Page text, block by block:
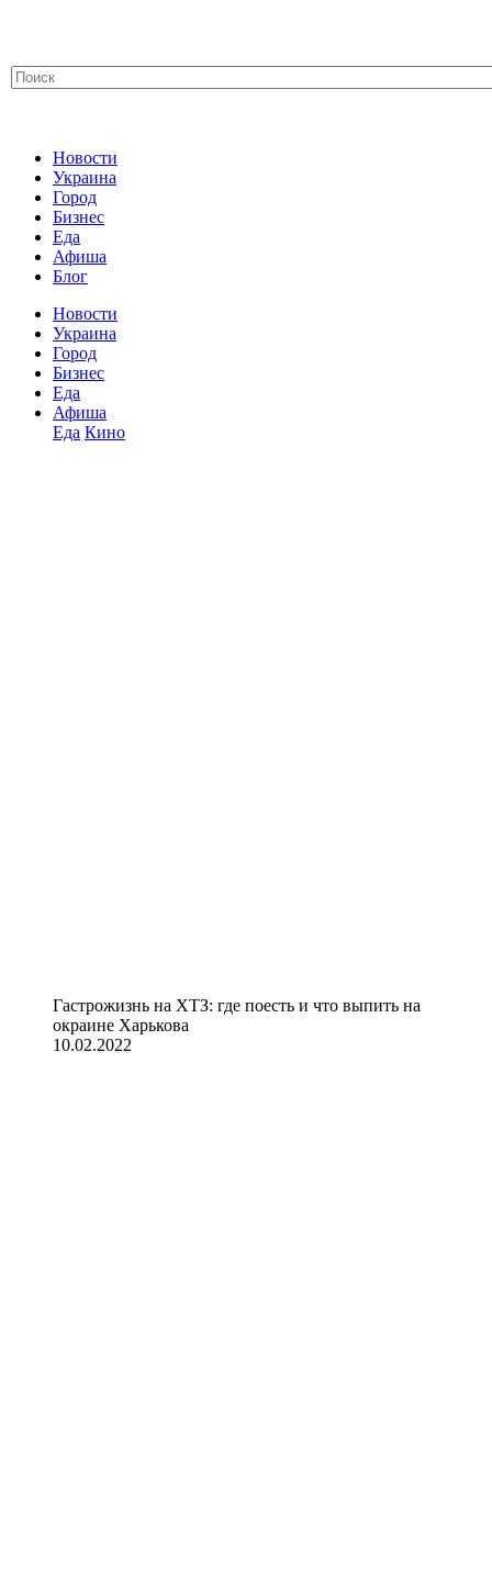
Новости
Украина
Город
Бизнес
Еда
Афиша
Блог
Новости
Украина
Город
Бизнес
Еда
Афиша
Еда Кино
Гастрожизнь на ХТЗ: где поесть и что выпить на
окраине Харькова
10.02.2022